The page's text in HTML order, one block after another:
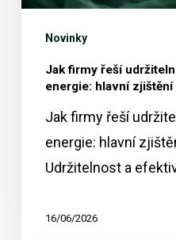
Novinky
Jak firmy řeší
energie: hlavní
Jak firmy řeší
energie: hlavní
Udržitelnost a
16/06/2026